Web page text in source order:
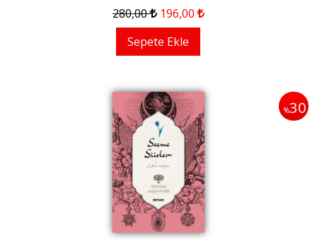
280,00 196,00
Sepete Ekle
%30